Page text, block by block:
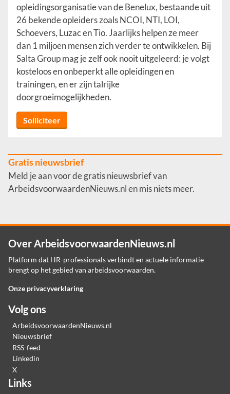
opleidingsorganisatie van de Benelux, bestaande uit
26 bekende opleiders zoals NCOI, NTI, LOI,
Schoevers, Luzac en Tio. Jaarlijks helpen ze meer
dan 1 miljoen mensen zich verder te ontwikkelen. Bij
Salta Group mag je zelf ook nooit uitgeleerd: je volgt
kosteloos en onbeperkt alle opleidingen en
trainingen, en er zijn talrijke
doorgroeimogelijkheden.
Solliciteer
Gratis nieuwsbrief
Meld je aan voor de gratis nieuwsbrief van
ArbeidsvoorwaardenNieuws.nl en mis niets meer.
Over ArbeidsvoorwaardenNieuws.nl
Platform dat HR-professionals verbindt en actuele informatie
brengt op het gebied van arbeidsvoorwaarden.
Onze privacyverklaring
Volg ons
ArbeidsvoorwaardenNieuws.nl
Nieuwsbrief
RSS-feed
Linkedin
X
Links